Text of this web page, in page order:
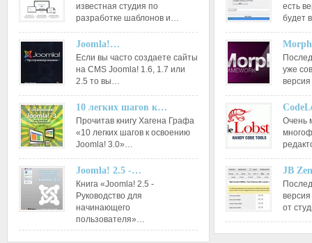
известная студия по
разработке шаблонов и…
Joomla!…
Если вы часто создаете сайты
на CMS Joomla! 1.6, 1.7 или
2.5 то вы…
10 легких шагов к…
Прочитав книгу Хагена Графа
«10 легких шагов к освоению
Joomla! 3.0»…
Joomla! 2.5 -…
Книга «Joomla! 2.5 -
Руководство для
начинающего
пользователя»…
есть
будет
уже
Очень
JB
от